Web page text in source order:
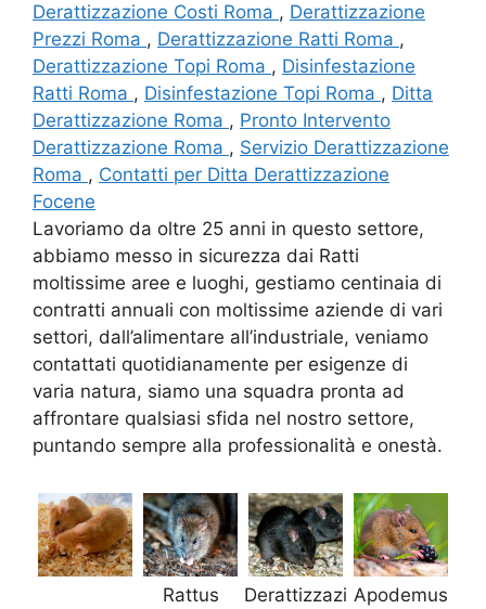
Derattizzazione Costi Roma , Derattizzazione
Prezzi Roma , Derattizzazione Ratti Roma ,
Derattizzazione Topi Roma , Disinfestazione
Ratti Roma , Disinfestazione Topi Roma , Ditta
Derattizzazione Roma , Pronto Intervento
Derattizzazione Roma , Servizio Derattizzazione
Roma , Contatti per Ditta Derattizzazione
Focene
Lavoriamo da oltre 25 anni in questo settore,
abbiamo messo in sicurezza dai Ratti
moltissime aree e luoghi, gestiamo centinaia di
contratti annuali con moltissime aziende di vari
settori, dall’alimentare all’industriale, veniamo
contattati quotidianamente per esigenze di
varia natura, siamo una squadra pronta ad
affrontare qualsiasi sfida nel nostro settore,
puntando sempre alla professionalità e onestà.
Rattus
Derattizzazi Apodemus